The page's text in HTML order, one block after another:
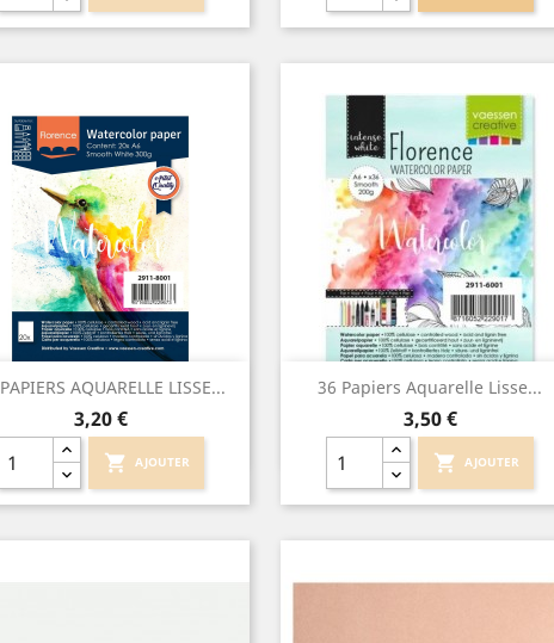
AQUARELLE LISSE...
Prix
3,20 €
shopping_cart AJOUTER
Aperçu rapide 36 Papiers Aquarelle Lisse...
Prix
3,50 €
shopping_cart AJOUTER
Aperçu rapide